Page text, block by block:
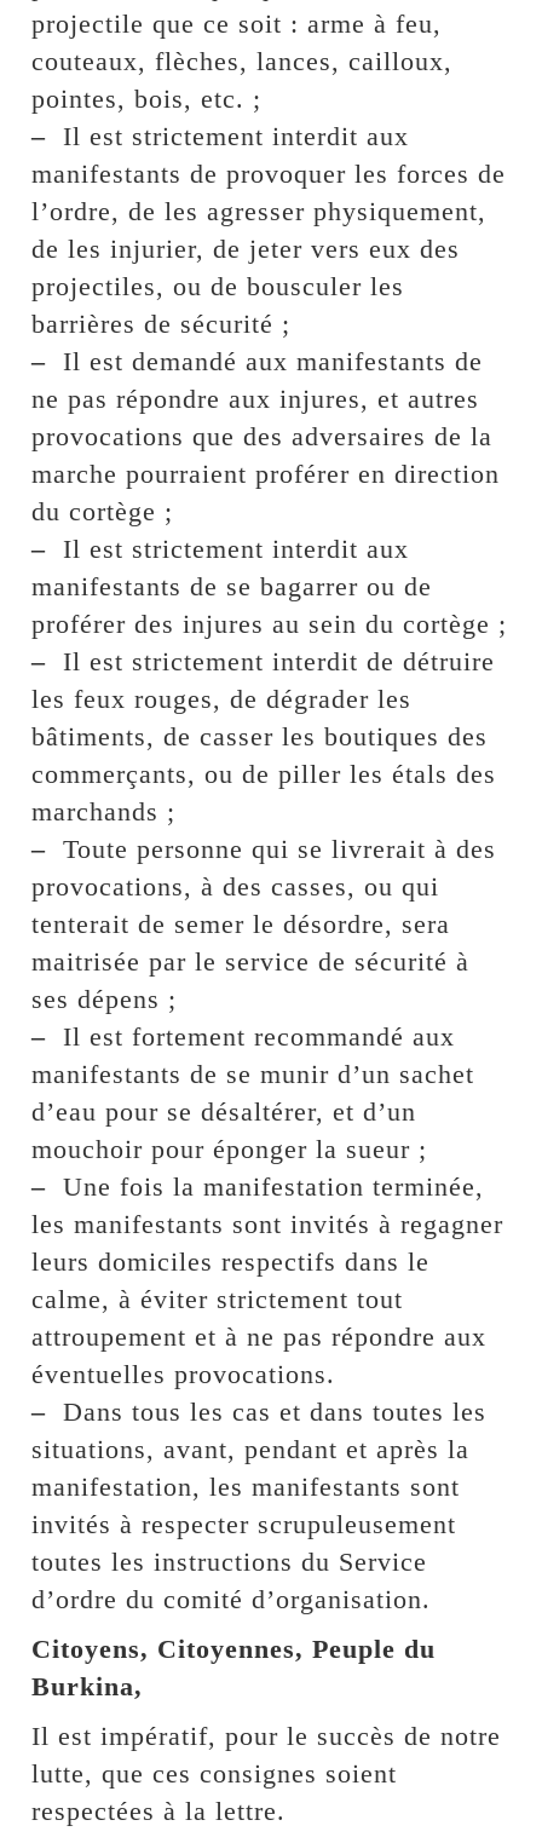
projectile que ce soit : arme à feu,
couteaux, flèches, lances, cailloux,
pointes, bois, etc. ;
– Il est strictement interdit aux
manifestants de provoquer les forces de
l’ordre, de les agresser physiquement,
de les injurier, de jeter vers eux des
projectiles, ou de bousculer les
barrières de sécurité ;
– Il est demandé aux manifestants de
ne pas répondre aux injures, et autres
provocations que des adversaires de la
marche pourraient proférer en direction
du cortège ;
– Il est strictement interdit aux
manifestants de se bagarrer ou de
proférer des injures au sein du cortège ;
– Il est strictement interdit de détruire
les feux rouges, de dégrader les
bâtiments, de casser les boutiques des
commerçants, ou de piller les étals des
marchands ;
– Toute personne qui se livrerait à des
provocations, à des casses, ou qui
tenterait de semer le désordre, sera
maitrisée par le service de sécurité à
ses dépens ;
– Il est fortement recommandé aux
manifestants de se munir d’un sachet
d’eau pour se désaltérer, et d’un
mouchoir pour éponger la sueur ;
– Une fois la manifestation terminée,
les manifestants sont invités à regagner
leurs domiciles respectifs dans le
calme, à éviter strictement tout
attroupement et à ne pas répondre aux
éventuelles provocations.
– Dans tous les cas et dans toutes les
situations, avant, pendant et après la
manifestation, les manifestants sont
invités à respecter scrupuleusement
toutes les instructions du Service
d’ordre du comité d’organisation.
Citoyens, Citoyennes, Peuple du
Burkina,
Il est impératif, pour le succès de notre
lutte, que ces consignes soient
respectées à la lettre.